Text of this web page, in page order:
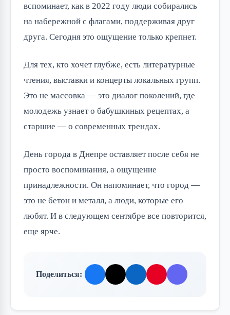
вспоминает, как в 2022 году люди собирались
на набережной с флагами, поддерживая друг
друга. Сегодня это ощущение только крепнет.
Для тех, кто хочет глубже, есть литературные
чтения, выставки и концерты локальных групп.
Это не массовка — это диалог поколений, где
молодежь узнает о бабушкиных рецептах, а
старшие — о современных трендах.
День города в Днепре оставляет после себя не
просто воспоминания, а ощущение
принадлежности. Он напоминает, что город —
это не бетон и металл, а люди, которые его
любят. И в следующем сентябре все повторится,
еще ярче.
Поделиться: